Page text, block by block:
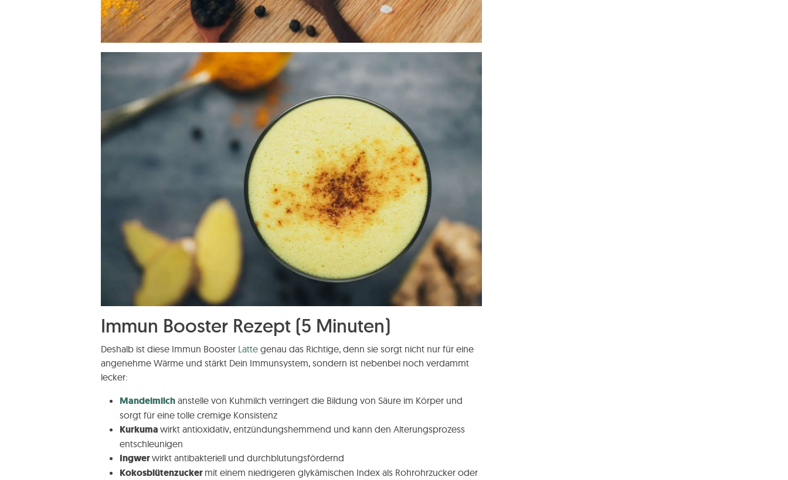
Immun Booster Rezept (5 Minuten)
Deshalb ist diese Immun Booster Latte genau das Richtige, denn sie sorgt nicht nur für eine
angenehme Wärme und stärkt Dein Immunsystem, sondern ist nebenbei noch verdammt
lecker:
Mandelmilch anstelle von Kuhmilch verringert die Bildung von Säure im Körper und
sorgt für eine tolle cremige Konsistenz
Kurkuma wirkt antioxidativ, entzündungshemmend und kann den Alterungsprozess
entschleunigen
Ingwerwirkt antibakteriell und durchblutungsfördernd
Kokosblütenzucker mit einem niedrigeren glykämischen Index als Rohrohrzucker oder